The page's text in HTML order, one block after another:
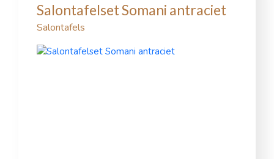
Salontafelset Somani antraciet
Salontafels